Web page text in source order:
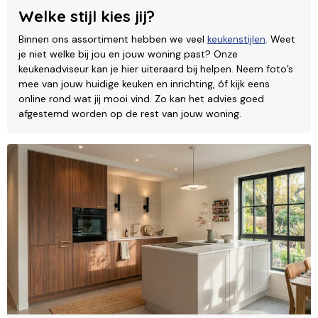
Welke stijl kies jij?
Binnen ons assortiment hebben we veel keukenstijlen. Weet
je niet welke bij jou en jouw woning past? Onze
keukenadviseur kan je hier uiteraard bij helpen. Neem foto’s
mee van jouw huidige keuken en inrichting, óf kijk eens
online rond wat jij mooi vind. Zo kan het advies goed
afgestemd worden op de rest van jouw woning.